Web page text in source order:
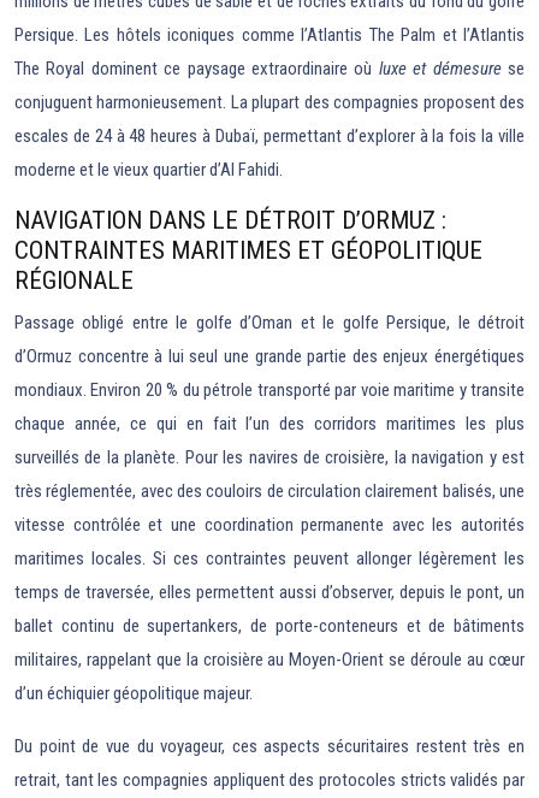
Persique. Les hôtels iconiques comme l’Atlantis The Palm et l’Atlantis
The Royal dominent ce paysage extraordinaire où luxe et démesurese
conjuguent harmonieusement. La plupart des compagnies proposent des
escales de 24 à 48 heures à Dubaï, permettant d’explorer à la fois la ville
moderne et le vieux quartier d’Al Fahidi.
NAVIGATION DANS LE DÉTROIT D’ORMUZ :
CONTRAINTES MARITIMES ET GÉOPOLITIQUE
RÉGIONALE
Passage obligé entre le golfe d’Oman et le golfe Persique, le détroit
d’Ormuz concentre à lui seul une grande partie des enjeux énergétiques
mondiaux. Environ 20 % du pétrole transporté par voie maritime y transite
chaque année, ce qui en fait l’un des corridors maritimes les plus
surveillés de la planète. Pour les navires de croisière, la navigation y est
très réglementée, avec des couloirs de circulation clairement balisés, une
vitesse contrôlée et une coordination permanente avec les autorités
maritimes locales. Si ces contraintes peuvent allonger légèrement les
temps de traversée, elles permettent aussi d’observer, depuis le pont, un
ballet continu de supertankers, de porte-conteneurs et de bâtiments
militaires, rappelant que la croisière au Moyen-Orient se déroule au cœur
d’un échiquier géopolitique majeur.
Du point de vue du voyageur, ces aspects sécuritaires restent très en
retrait, tant les compagnies appliquent des protocoles stricts validés par